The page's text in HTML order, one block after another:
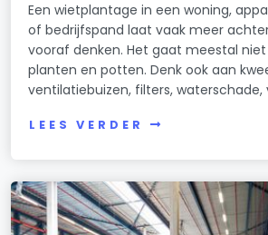
Een wietplantage in een woning,
of bedrijfspand laat vaak meer
vooraf denken. Het gaat meestal
planten en potten. Denk ook aan
ventilatiebuizen, filters, waterschade,
LEES VERDER